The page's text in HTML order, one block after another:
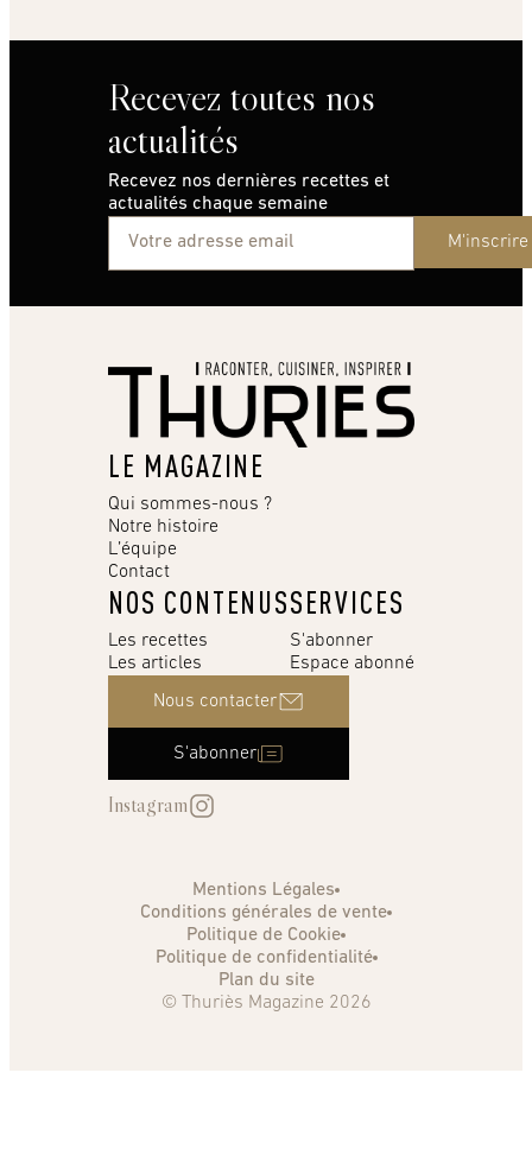
Recevez toutes nos
actualités
Recevez nos dernières recettes et
actualités chaque semaine
M'inscrire
LE MAGAZINE
Qui sommes-nous ?
Notre histoire
L’équipe
Contact
NOS CONTENUS
Les recettes
Les articles
SERVICES
S'abonner
Espace abonné
Nous contacter
S'abonner
Instagram
Mentions Légales
Conditions générales de vente
Politique de Cookie
Politique de confidentialité
Plan du site
© Thuriès Magazine 2026